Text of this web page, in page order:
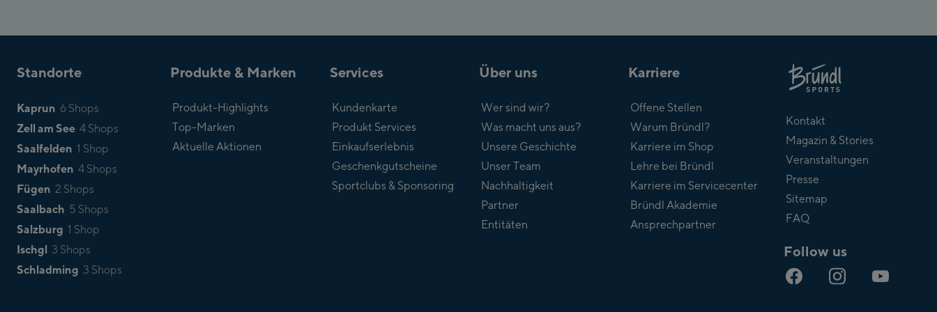
Standorte
Kaprun 6 Shops
Zell am See 4 Shops
Saalfelden 1 Shop
Mayrhofen 4 Shops
Fügen 2 Shops
Saalbach 5 Shops
Salzburg 1 Shop
Ischgl 3 Shops
Schladming 3 Shops
Produkte & Marken
Produkt-Highlights
Top-Marken
Aktuelle Aktionen
Services
Kundenkarte
Produkt Services
Einkaufserlebnis
Geschenkgutscheine
Sportclubs & Sponsoring
Über uns
Wer sind wir?
Was macht uns aus?
Unsere Geschichte
Unser Team
Nachhaltigkeit
Partner
Entitäten
Karriere
Offene Stellen
Warum Bründl?
Karriere im Shop
Lehre bei Bründl
Karriere im Servicecenter
Bründl Akademie
Ansprechpartner
Bründl
Kontakt
Magazin & Stories
Veranstaltungen
Presse
Sitemap
FAQ
Follow us